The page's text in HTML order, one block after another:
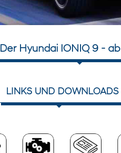
Der Hyundai IONIQ 9 -
LINKS UND DOWNLOADS